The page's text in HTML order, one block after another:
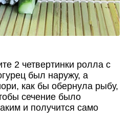
2 четвертинки ролла с
был наружу, а
как бы обернула рыбу,
сечение было
и получится само